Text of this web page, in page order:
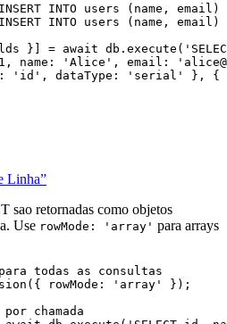
INSERT INTO users (name,
INSERT INTO users (name,
}] = await db . execute ( '
'Alice', email:
'id', dataType: 'serial' }, {
Linha”
sao retornadas como objetos
Use rowMode: 'array' para arrays
todas as consultas
( { rowMode: ' array ' } );
chamada